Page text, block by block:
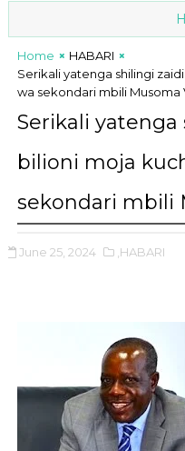
Home
HABARI
Serikali yatenga shilingi
wa sekondari mbili Musoma
Serikali yatenga
bilioni moja
sekondari mbili
June 25, 2024 ,HABARI